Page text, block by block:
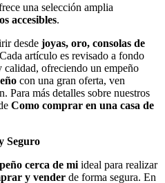
una selección amplia
accesibles.
desde joyas, oro, consolas de
artículo es revisado a fondo
calidad, ofreciendo un empeño
con una gran oferta, ven
Para más detalles sobre nuestros
Como comprar en una casa de
Seguro
cerca de mi ideal para realizar
y vender de forma segura. En